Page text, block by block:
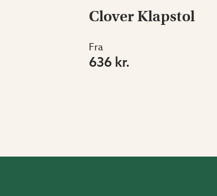
Clover Klapstol
Fra
636 kr.